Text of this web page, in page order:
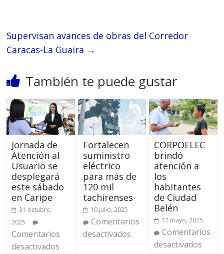
Supervisan avances de obras del Corredor
Caracas-La Guaira →
También te puede gustar
Jornada de
Atención al
Usuario se
desplegará
este sábado
en Caripe
31 octubre,
2025
Comentarios
desactivados
Fortalecen
suministro
eléctrico
para más de
120 mil
tachirenses
10 julio, 2025
Comentarios
desactivados
CORPOELEC
brindó
atención a
los
habitantes
de Ciudad
Belén
17 mayo, 2025
Comentarios
desactivados